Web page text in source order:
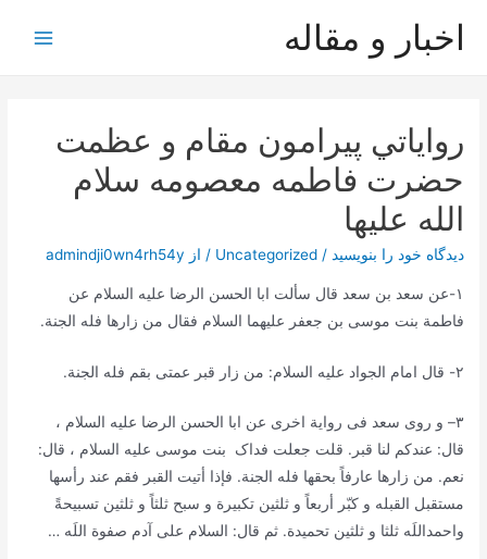
اخبار و مقاله
رواياتي پيرامون مقام و عظمت
حضرت فاطمه معصومه سلام
الله عليها
دیدگاه‌ خود را بنویسید /
Uncategorized / از admindji0wn4rh54y
١- عن سعد بن سعد قال سألت ابا الحسن الرضا علیه السلام عن
فاطمة بنت موسی بن جعفر علیهما السلام فقال من زارها فله الجنة.
٢- قال امام الجواد علیه السلام: من زار قبر عمتی بقم فله الجنة.
٣– و روی سعد فی روایة اخری عن ابا الحسن الرضا علیه السلام ،
قال: عندکم لنا قبر. قلت جعلت فداک بنت موسی علیه السلام ، قال:
نعم. من زارها عارفاً بحقها فله الجنة. فإذا أتیت القبر فقم عند رأسها
مستقبل القبله و کبّر أربعاً و ثلثین تکبیرة و سبح ثلثاً و ثلثین تسبیحةً
واحمداللَه ثلثا و ثلثین تحمیدة. ثم قال: السلام علی آدم صفوة اللَه …